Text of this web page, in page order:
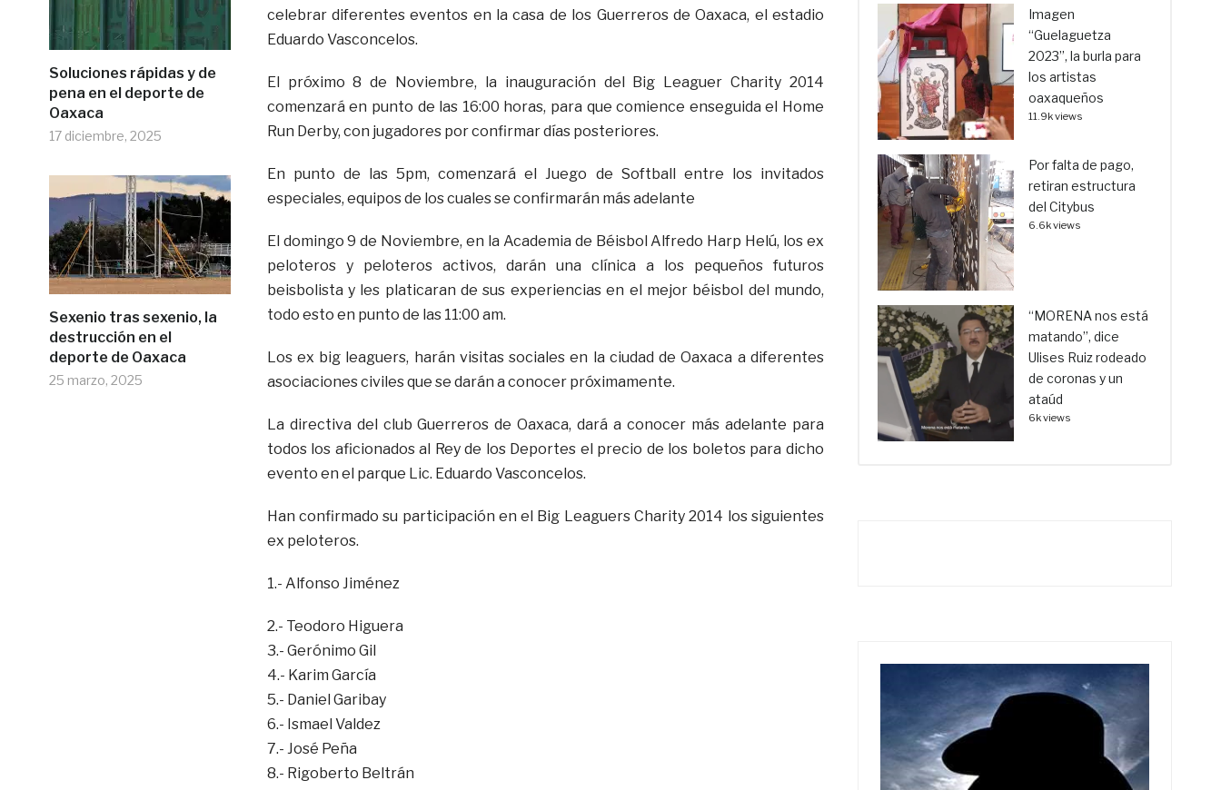
Soluciones rápidas y de
pena en el deporte de
Oaxaca
17 diciembre, 2025
Sexenio tras sexenio, la
destrucción en el
deporte de Oaxaca
25 marzo, 2025
celebrar diferentes eventos en la casa de los Guerreros de Oaxaca, el estadio
Eduardo Vasconcelos.
El próximo 8 de Noviembre, la inauguración del Big Leaguer Charity 2014
comenzará en punto de las 16:00 horas, para que comience enseguida el Home
Run Derby, con jugadores por confirmar días posteriores.
En punto de las 5pm, comenzará el Juego de Softball entre los invitados
especiales, equipos de los cuales se confirmarán más adelante
El domingo 9 de Noviembre, en la Academia de Béisbol Alfredo Harp Helú, los ex
peloteros y peloteros activos, darán una clínica a los pequeños futuros
beisbolista y les platicaran de sus experiencias en el mejor béisbol del mundo,
todo esto en punto de las 11:00 am.
Los ex big leaguers, harán visitas sociales en la ciudad de Oaxaca a diferentes
asociaciones civiles que se darán a conocer próximamente.
La directiva del club Guerreros de Oaxaca, dará a conocer más adelante para
todos los aficionados al Rey de los Deportes el precio de los boletos para dicho
evento en el parque Lic. Eduardo Vasconcelos.
Han confirmado su participación en el Big Leaguers Charity 2014 los siguientes
ex peloteros.
1.- Alfonso Jiménez
2.- Teodoro Higuera
3.- Gerónimo Gil
4.- Karim García
5.- Daniel Garibay
6.- Ismael Valdez
7.- José Peña
8.- Rigoberto Beltrán
Imagen
“Guelaguetza
2023”, la burla para
los artistas
oaxaqueños
11.9k views
Por falta de pago,
retiran estructura
del Citybus
6.6k views
“MORENA nos está
matando”, dice
Ulises Ruiz rodeado
de coronas y un
ataúd
6k views